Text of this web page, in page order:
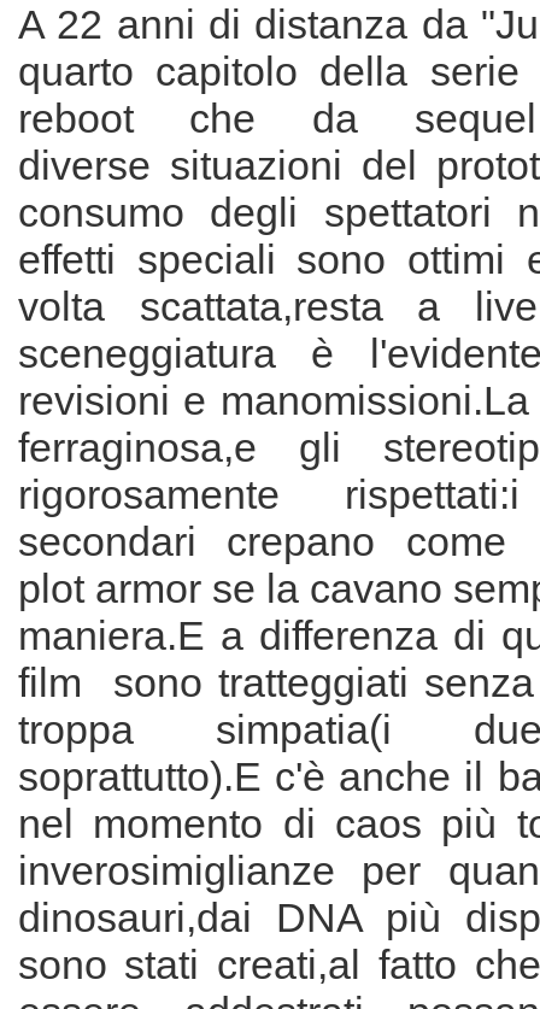
A 22 anni di distanza da
quarto capitolo della
reboot che da
diverse situazioni del
consumo degli spettatori
effetti speciali sono ottimi
volta scattata,resta a
sceneggiatura è
revisioni e
ferraginosa,e gli
rigorosamente
secondari crepano come
plot armor se la cavano
maniera.E a differenza di
film sono tratteggiati
troppa simpatia(i
soprattutto).E c'è anche il
nel momento di caos più
inverosimiglianze per
dinosauri,dai DNA più
sono stati creati,al fatto